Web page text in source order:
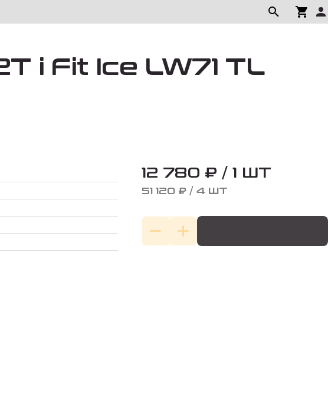
i Fit Ice LW71 TL
12 780 ₽ / 1 ШТ
51 120 ₽ / 4 ШТ